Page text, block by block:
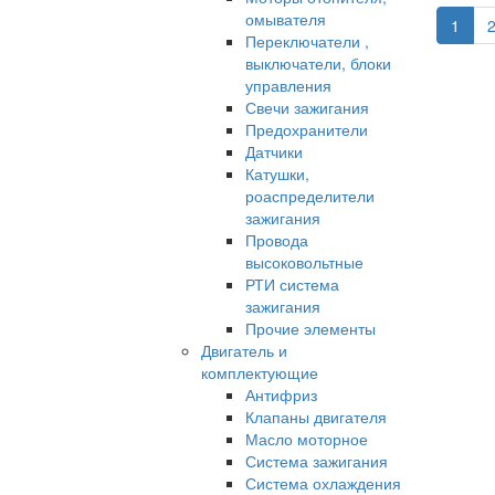
омывателя
Переключатели ,
выключатели, блоки
управления
Свечи зажигания
Предохранители
Датчики
Катушки,
роаспределители
зажигания
Провода
высоковольтные
РТИ система
зажигания
Прочие элементы
Двигатель и
комплектующие
Антифриз
Клапаны двигателя
Масло моторное
Система зажигания
Система охлаждения
1 2